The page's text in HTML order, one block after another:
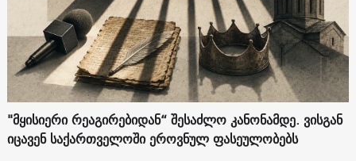
"მყისიერი რეაგირებიდან“ შესაძლო კანონამდე. ვისგან
იცავენ საქართველოში ეროვნულ ფასეულობებს